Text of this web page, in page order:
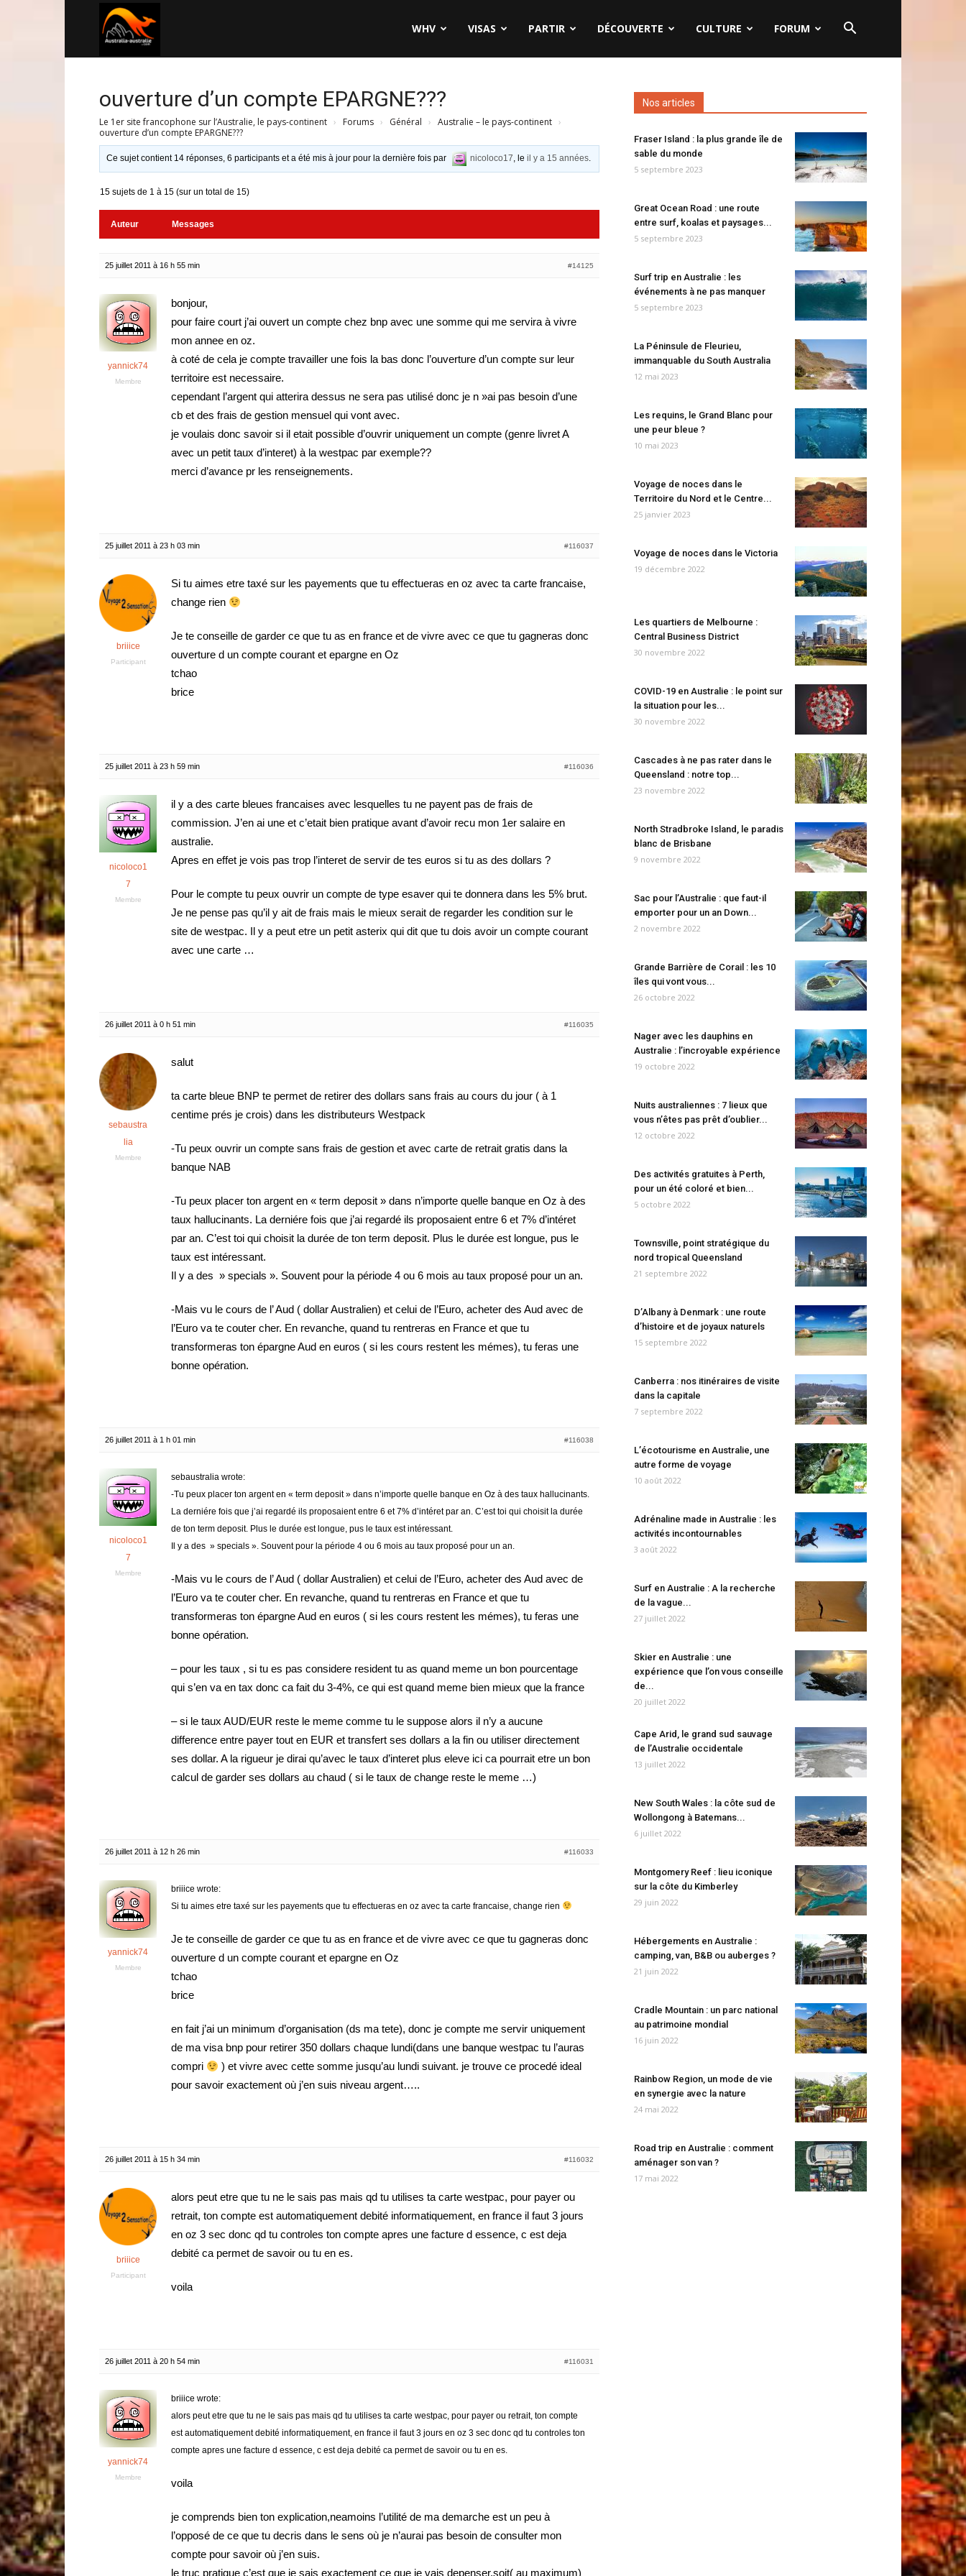
WHV VISAS PARTIR DÉCOUVERTE CULTURE FORUM
ouverture d’un compte EPARGNE???
Le 1er site francophone sur l’Australie, le pays-continent › Forums › Général › Australie – le pays-continent ›
ouverture d’un compte EPARGNE???
Ce sujet contient 14 réponses, 6 participants et a été mis à jour pour la dernière fois par nicoloco17, leil y a 15 années.
15 sujets de 1 à 15 (sur un total de 15)
Auteur Messages
25 juillet 2011 à 16 h 55 min #14125
yannick74
Membre
bonjour,
pour faire court j’ai ouvert un compte chez bnp avec une somme qui me servira à vivre
mon annee en oz.
à coté de cela je compte travailler une fois la bas donc l’ouverture d’un compte sur leur
territoire est necessaire.
cependant l’argent qui atterira dessus ne sera pas utilisé donc je n »ai pas besoin d’une
cb et des frais de gestion mensuel qui vont avec.
je voulais donc savoir si il etait possible d’ouvrir uniquement un compte (genre livret A
avec un petit taux d’interet) à la westpac par exemple??
merci d’avance pr les renseignements.
25 juillet 2011 à 23 h 03 min #116037
briiice
Participant
Si tu aimes etre taxé sur les payements que tu effectueras en oz avec ta carte francaise,
change rien
Je te conseille de garder ce que tu as en france et de vivre avec ce que tu gagneras donc
ouverture d un compte courant et epargne en Oz
tchao
brice
25 juillet 2011 à 23 h 59 min #116036
nicoloco1
7
Membre
il y a des carte bleues francaises avec lesquelles tu ne payent pas de frais de
commission. J’en ai une et c’etait bien pratique avant d’avoir recu mon 1er salaire en
australie.
Apres en effet je vois pas trop l’interet de servir de tes euros si tu as des dollars ?
Pour le compte tu peux ouvrir un compte de type esaver qui te donnera dans les 5% brut.
Je ne pense pas qu’il y ait de frais mais le mieux serait de regarder les condition sur le
site de westpac. Il y a peut etre un petit asterix qui dit que tu dois avoir un compte courant
avec une carte …
26 juillet 2011 à 0 h 51 min #116035
sebaustra
lia
Membre
salut
ta carte bleue BNP te permet de retirer des dollars sans frais au cours du jour ( à 1
centime prés je crois) dans les distributeurs Westpack
-Tu peux ouvrir un compte sans frais de gestion et avec carte de retrait gratis dans la
banque NAB
-Tu peux placer ton argent en « term deposit » dans n’importe quelle banque en Oz à des
taux hallucinants. La derniére fois que j’ai regardé ils proposaient entre 6 et 7% d’intéret
par an. C’est toi qui choisit la durée de ton term deposit. Plus le durée est longue, pus le
taux est intéressant.
Il y a des » specials ». Souvent pour la période 4 ou 6 mois au taux proposé pour un an.
-Mais vu le cours de l’ Aud ( dollar Australien) et celui de l’Euro, acheter des Aud avec de
l’Euro va te couter cher. En revanche, quand tu rentreras en France et que tu
transformeras ton épargne Aud en euros ( si les cours restent les mémes), tu feras une
bonne opération.
26 juillet 2011 à 1 h 01 min #116038
nicoloco1
7
Membre
sebaustralia wrote:
-Tu peux placer ton argent en « term deposit » dans n’importe quelle banque en Oz à des taux hallucinants.
La derniére fois que j’ai regardé ils proposaient entre 6 et 7% d’intéret par an. C’est toi qui choisit la durée
de ton term deposit. Plus le durée est longue, pus le taux est intéressant.
Il y a des » specials ». Souvent pour la période 4 ou 6 mois au taux proposé pour un an.
-Mais vu le cours de l’ Aud ( dollar Australien) et celui de l’Euro, acheter des Aud avec de
l’Euro va te couter cher. En revanche, quand tu rentreras en France et que tu
transformeras ton épargne Aud en euros ( si les cours restent les mémes), tu feras une
bonne opération.
– pour les taux , si tu es pas considere resident tu as quand meme un bon pourcentage
qui s’en va en tax donc ca fait du 3-4%, ce qui est quand meme bien mieux que la france
– si le taux AUD/EUR reste le meme comme tu le suppose alors il n’y a aucune
difference entre payer tout en EUR et transfert ses dollars a la fin ou utiliser directement
ses dollar. A la rigueur je dirai qu’avec le taux d’interet plus eleve ici ca pourrait etre un bon
calcul de garder ses dollars au chaud ( si le taux de change reste le meme …)
26 juillet 2011 à 12 h 26 min #116033
yannick74
Membre
briiice wrote:
Si tu aimes etre taxé sur les payements que tu effectueras en oz avec ta carte francaise, change rien
Je te conseille de garder ce que tu as en france et de vivre avec ce que tu gagneras donc
ouverture d un compte courant et epargne en Oz
tchao
brice
en fait j’ai un minimum d’organisation (ds ma tete), donc je compte me servir uniquement
de ma visa bnp pour retirer 350 dollars chaque lundi(dans une banque westpac tu l’auras
compri
) et vivre avec cette somme jusqu’au lundi suivant. je trouve ce procedé ideal
pour savoir exactement où j’en suis niveau argent…..
26 juillet 2011 à 15 h 34 min #116032
briiice
Participant
alors peut etre que tu ne le sais pas mais qd tu utilises ta carte westpac, pour payer ou
retrait, ton compte est automatiquement debité informatiquement, en france il faut 3 jours
en oz 3 sec donc qd tu controles ton compte apres une facture d essence, c est deja
debité ca permet de savoir ou tu en es.
voila
26 juillet 2011 à 20 h 54 min #116031
yannick74
Membre
briiice wrote:
alors peut etre que tu ne le sais pas mais qd tu utilises ta carte westpac, pour payer ou retrait, ton compte
est automatiquement debité informatiquement, en france il faut 3 jours en oz 3 sec donc qd tu controles ton
compte apres une facture d essence, c est deja debité ca permet de savoir ou tu en es.
voila
je comprends bien ton explication,neamoins l’utilité de ma demarche est un peu à
l’opposé de ce que tu decris dans le sens où je n’aurai pas besoin de consulter mon
compte pour savoir où j’en suis.
le truc pratique c’est que je sais exactement ce que je vais depenser.soit( au maximum)
Nos articles
Fraser Island : la plus grande île de
sable du monde
5 septembre 2023
Great Ocean Road : une route
entre surf, koalas et paysages...
5 septembre 2023
Surf trip en Australie : les
événements à ne pas manquer
5 septembre 2023
La Péninsule de Fleurieu,
immanquable du South Australia
12 mai 2023
Les requins, le Grand Blanc pour
une peur bleue ?
10 mai 2023
Voyage de noces dans le
Territoire du Nord et le Centre...
25 janvier 2023
Voyage de noces dans le Victoria
19 décembre 2022
Les quartiers de Melbourne :
Central Business District
30 novembre 2022
COVID-19 en Australie : le point sur
la situation pour les...
30 novembre 2022
Cascades à ne pas rater dans le
Queensland : notre top...
23 novembre 2022
North Stradbroke Island, le paradis
blanc de Brisbane
9 novembre 2022
Sac pour l’Australie : que faut-il
emporter pour un an Down...
2 novembre 2022
Grande Barrière de Corail : les 10
îles qui vont vous...
26 octobre 2022
Nager avec les dauphins en
Australie : l’incroyable expérience
19 octobre 2022
Nuits australiennes : 7 lieux que
vous n’êtes pas prêt d’oublier...
12 octobre 2022
Des activités gratuites à Perth,
pour un été coloré et bien...
5 octobre 2022
Townsville, point stratégique du
nord tropical Queensland
21 septembre 2022
D’Albany à Denmark : une route
d’histoire et de joyaux naturels
15 septembre 2022
Canberra : nos itinéraires de visite
dans la capitale
7 septembre 2022
L’écotourisme en Australie, une
autre forme de voyage
10 août 2022
Adrénaline made in Australie : les
activités incontournables
3 août 2022
Surf en Australie : A la recherche
de la vague...
27 juillet 2022
Skier en Australie : une
expérience que l’on vous conseille
de...
20 juillet 2022
Cape Arid, le grand sud sauvage
de l’Australie occidentale
13 juillet 2022
New South Wales : la côte sud de
Wollongong à Batemans...
6 juillet 2022
Montgomery Reef : lieu iconique
sur la côte du Kimberley
29 juin 2022
Hébergements en Australie :
camping, van, B&B ou auberges ?
21 juin 2022
Cradle Mountain : un parc national
au patrimoine mondial
16 juin 2022
Rainbow Region, un mode de vie
en synergie avec la nature
24 mai 2022
Road trip en Australie : comment
aménager son van ?
17 mai 2022